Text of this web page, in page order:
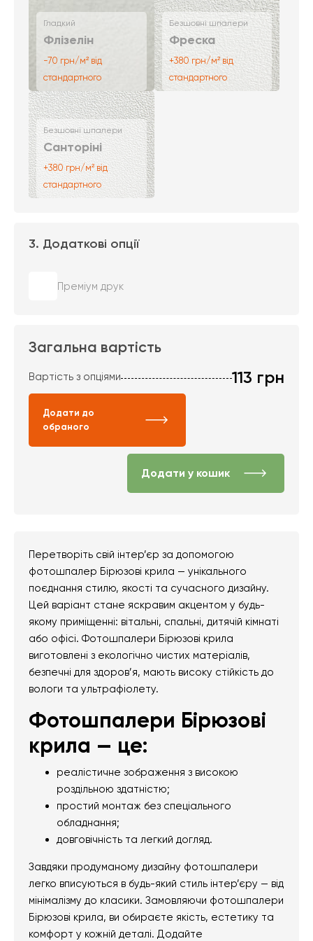
Гладкий
Флізелін
-70 грн/м² від
стандартного
Безшовні шпалери
Фреска
+380 грн/м² від
стандартного
Безшовні шпалери
Санторіні
+380 грн/м² від
стандартного
3. Додаткові опції
Преміум друк
Загальна вартість
Вартість з опціями 113 грн
Додати до
обраного
Додати у кошик
Перетворіть свій інтер’єр за допомогою
фотошпалер Бірюзові крила — унікального
поєднання стилю, якості та сучасного дизайну.
Цей варіант стане яскравим акцентом у будь-
якому приміщенні: вітальні, спальні, дитячій кімнаті
або офісі. Фотошпалери Бірюзові крила
виготовлені з екологічно чистих матеріалів,
безпечні для здоров’я, мають високу стійкість до
вологи та ультрафіолету.
Фотошпалери Бірюзові
крила — це:
реалістичне зображення з високою
роздільною здатністю;
простий монтаж без спеціального
обладнання;
довговічність та легкий догляд.
Завдяки продуманому дизайну фотошпалери
легко вписуються в будь-який стиль інтер’єру — від
мінімалізму до класики. Замовляючи фотошпалери
Бірюзові крила, ви обираєте якість, естетику та
комфорт у кожній деталі. Додайте